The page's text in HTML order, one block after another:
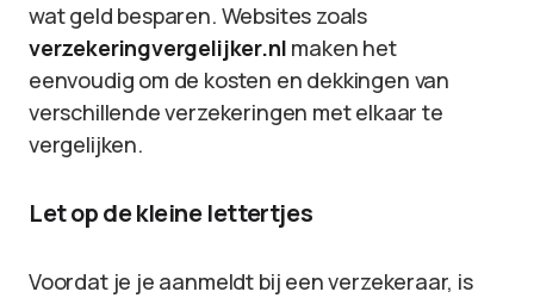
wat geld besparen. Websites zoals
verzekeringvergelijker.nl maken het
eenvoudig om de kosten en dekkingen van
verschillende verzekeringen met elkaar te
vergelijken.
Let op de kleine lettertjes
Voordat je je aanmeldt bij een verzekeraar, is